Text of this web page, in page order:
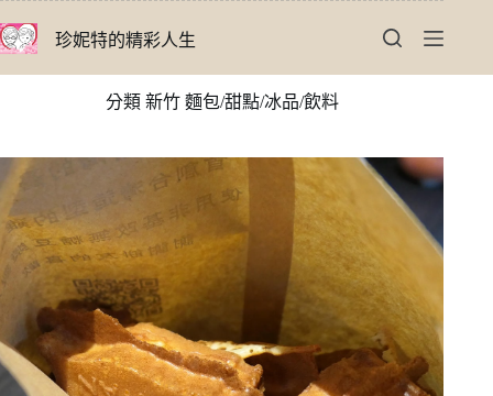
至
珍妮特的精彩人生
分類 新竹 麵包/甜點/冰品/飲料